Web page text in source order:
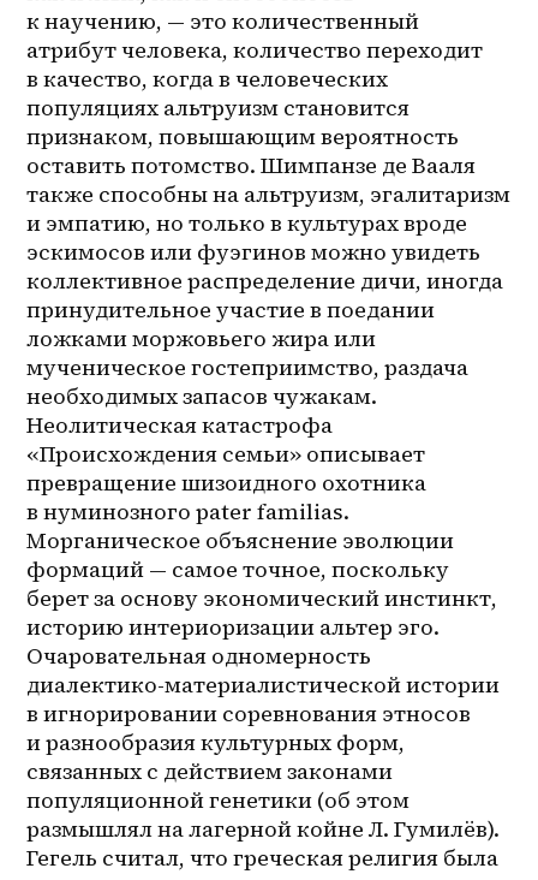
к научению, — это количественный
атрибут человека, количество переходит
в качество, когда в человеческих
популяциях альтруизм становится
признаком, повышающим вероятность
оставить потомство. Шимпанзе де Вааля
также способны на альтруизм, эгалитаризм
и эмпатию, но только в культурах вроде
эскимосов или фуэгинов можно увидеть
коллективное распределение дичи, иногда
принудительное участие в поедании
ложками моржовьего жира или
мученическое гостеприимство, раздача
необходимых запасов чужакам.
Неолитическая катастрофа
«Происхождения семьи» описывает
превращение шизоидного охотника
в нуминозного pater familias.
Морганическое объяснение эволюции
формаций — самое точное, поскольку
берет за основу экономический инстинкт,
историю интериоризации альтер эго.
Очаровательная одномерность
диалектико-материалистической истории
в игнорировании соревнования этносов
и разнообразия культурных форм,
связанных с действием законами
популяционной генетики (об этом
размышлял на лагерной койне Л. Гумилёв).
Гегель считал, что греческая религия была